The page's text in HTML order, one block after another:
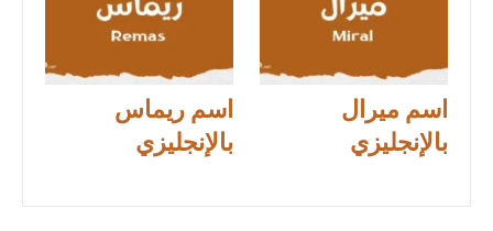
اسم ميرال
بالإنجليزي
اسم ريماس
بالإنجليزي